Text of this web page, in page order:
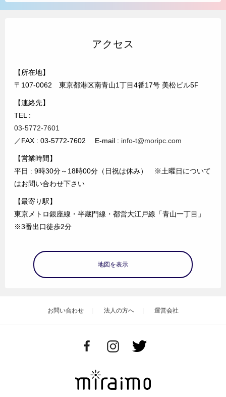
アクセス
【所在地】
〒107-0062 東京都港区南青山1丁目4番17号 美松ビル5F
【連絡先】
TEL :
03-5772-7601
／FAX : 03-5772-7602 E-mail : info-t@moripc.com
【営業時間】
平日 : 9時30分～18時00分（日祝は休み） ※土曜日について
はお問い合わせ下さい
【最寄り駅】
東京メトロ銀座線・半蔵門線・都営大江戸線「青山一丁目」
※3番出口徒歩2分
地図を表示
お問い合わせ 法人の方へ 運営会社